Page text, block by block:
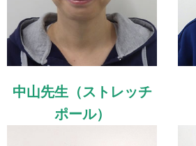
中山先生（ストレッチ
ポール）